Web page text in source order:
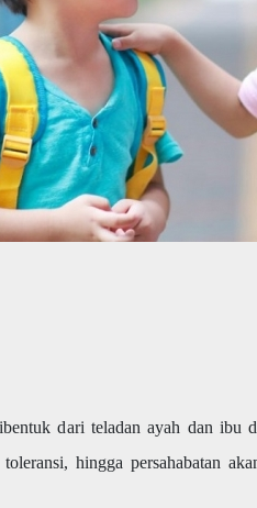
dari teladan ayah dan ibu
hingga persahabatan